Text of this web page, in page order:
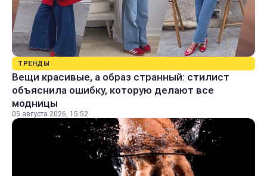
ТРЕНДЫ
Вещи красивые, а образ странный: стилист
объяснила ошибку, которую делают все
модницы
05 августа 2026, 15:52